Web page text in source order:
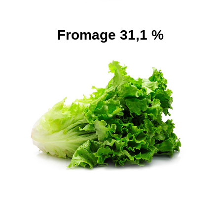
Fromage 31,1 %